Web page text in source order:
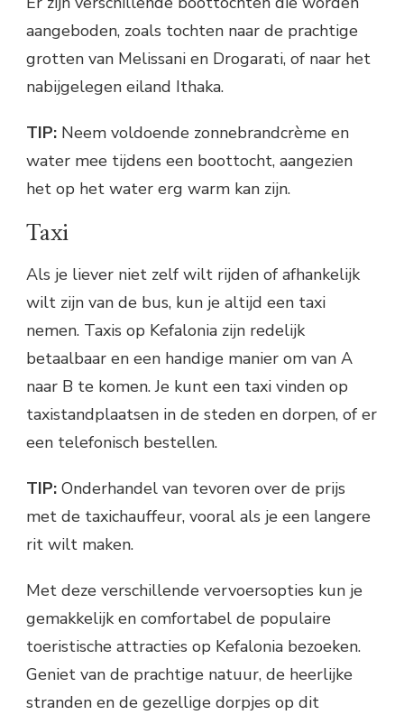
aangeboden, zoals tochten naar de prachtige
grotten van Melissani en Drogarati, of naar het
nabijgelegen eiland Ithaka.
TIP: Neem voldoende zonnebrandcrème en
water mee tijdens een boottocht, aangezien
het op het water erg warm kan zijn.
Taxi
Als je liever niet zelf wilt rijden of afhankelijk
wilt zijn van de bus, kun je altijd een taxi
nemen. Taxis op Kefalonia zijn redelijk
betaalbaar en een handige manier om van A
naar B te komen. Je kunt een taxi vinden op
taxistandplaatsen in de steden en dorpen, of er
een telefonisch bestellen.
TIP: Onderhandel van tevoren over de prijs
met de taxichauffeur, vooral als je een langere
rit wilt maken.
Met deze verschillende vervoersopties kun je
gemakkelijk en comfortabel de populaire
toeristische attracties op Kefalonia bezoeken.
Geniet van de prachtige natuur, de heerlijke
stranden en de gezellige dorpjes op dit